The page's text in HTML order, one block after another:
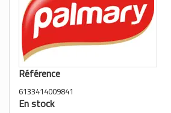
Référence
6133414009841
En stock